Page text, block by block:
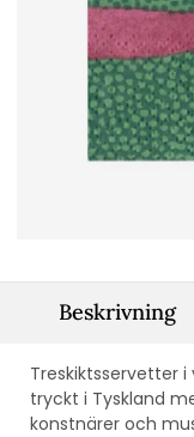
Beskrivning
Treskiktsservetter
tryckt i Tyskland
konstnärer och